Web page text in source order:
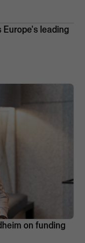
Europe's leading
on funding